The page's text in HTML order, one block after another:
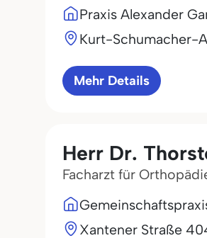
Praxis Alexander
Kurt-Schumacher-
Mehr Details
Herr Dr.
Facharzt für
Xantener Straße 40